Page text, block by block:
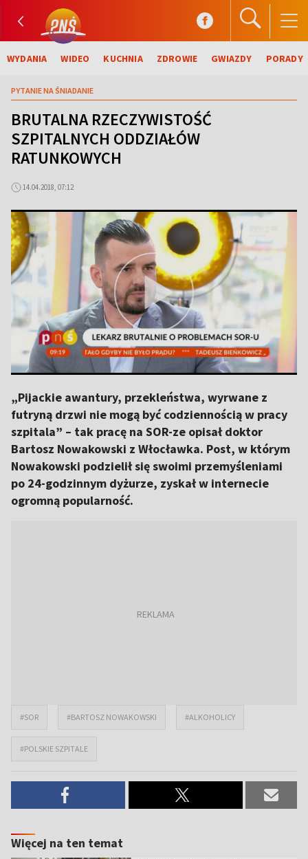
WYDANIA WIDEO KUCHNIA ZDROWIE GWIAZDY PORADY
PYTANIE NA ŚNIADANIE
BRUTALNA RZECZYWISTOŚĆ
SZPITALNYCH ODDZIAŁÓW
RATUNKOWYCH
14.04.2018, 07:12
„Pijackie awantury, przekleństwa, wyrwane z
futryną drzwi nie mogą być codziennością w pracy
szpitala” – tak pracę na SOR-ze opisał doktor
Bartosz Nowakowski z Włocławka. Post, w którym
Nowakowski podzielił się swoimi przemyśleniami
po 24-godzinnym dyżurze, zyskał w internecie
ogromną popularność.
#SOR #BARTOSZ NOWAKOWSKI #ALKOHOLICY
#POLSKIE SZPITALE
Więcej na ten temat